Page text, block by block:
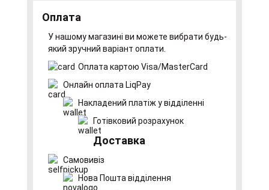
Оплата
У нашому магазині ви можете вибрати будь-
який зручний варіант оплати.
Оплата картою Visa/MasterCard
Онлайн оплата LiqPay
Накладений платіж у відділенні
Готівковий розрахунок
Доставка
Самовивіз
Нова Пошта відділення